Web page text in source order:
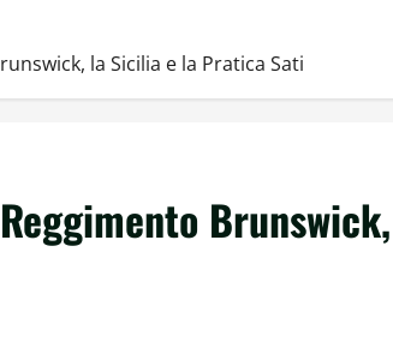
la Sicilia e la Pratica Sati